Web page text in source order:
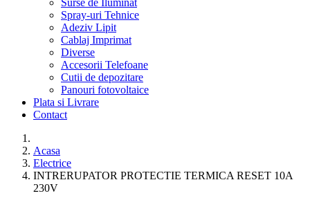
Surse de Iluminat
Spray-uri Tehnice
Adeziv Lipit
Cablaj Imprimat
Diverse
Accesorii Telefoane
Cutii de depozitare
Panouri fotovoltaice
Plata si Livrare
Contact
Acasa
Electrice
INTRERUPATOR PROTECTIE TERMICA RESET 10A
230V